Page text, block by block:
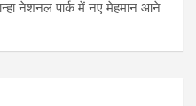
नेशनल पार्क में नए मेहमान आने